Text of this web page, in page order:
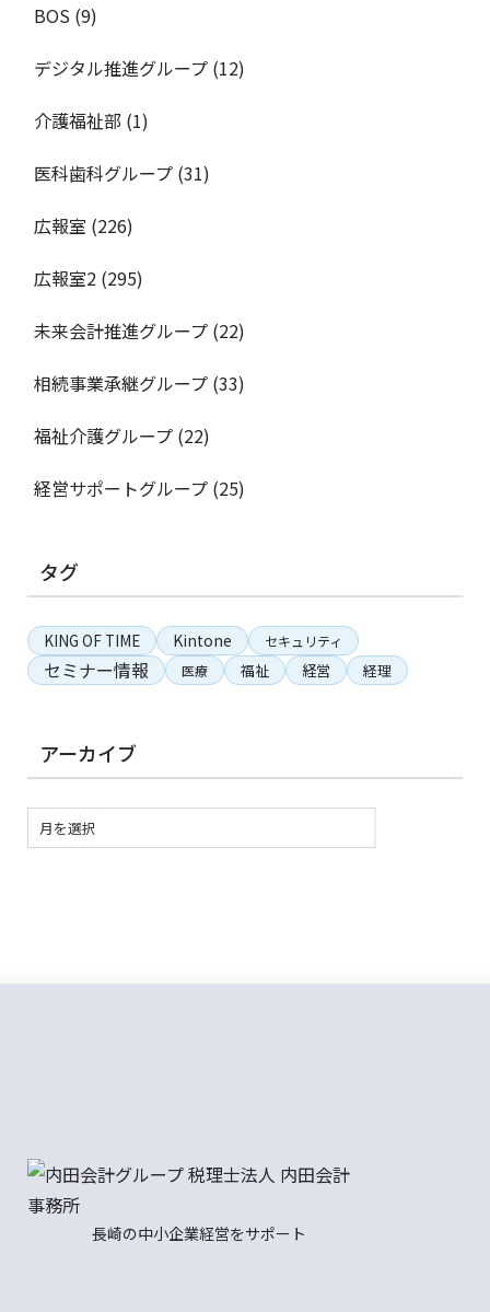
BOS (9)
デジタル推進グループ (12)
介護福祉部 (1)
医科歯科グループ (31)
広報室 (226)
広報室2 (295)
未来会計推進グループ (22)
相続事業承継グループ (33)
福祉介護グループ (22)
経営サポートグループ (25)
タグ
KING OF TIME Kintone セキュリティ
セミナー情報 医療 福祉 経営 経理
アーカイブ
長崎の中小企業経営をサポート